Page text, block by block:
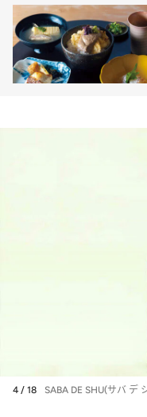
4 / 18 SABA DE SHU(サバ デ